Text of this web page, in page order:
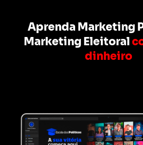
Aprenda Marketing
Marketing Eleitoral
dinheiro